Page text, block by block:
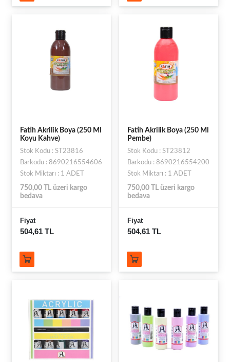
Fatih Akrilik Boya (250 Ml
Koyu Kahve)
Stok Kodu : ST23816
Barkodu : 8690216554606
Stok Miktarı : 1 ADET
750,00 TL üzeri kargo
bedava
Fiyat
504,61 TL
Fatih Akrilik Boya (250 Ml
Pembe)
Stok Kodu : ST23812
Barkodu : 8690216554200
Stok Miktarı : 1 ADET
750,00 TL üzeri kargo
bedava
Fiyat
504,61 TL